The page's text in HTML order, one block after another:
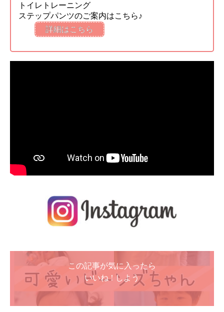
トイレトレーニング
ステップパンツのご案内はこちら♪
詳細はこちら
この記事が気に入ったら
いいね ! しよう